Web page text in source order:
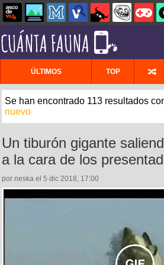
ÚLTIMOS TOP
Se han encontrado 113 resultados
nuevo
Un tiburón gigante
a la cara de los
por neska el 5 dic 2018, 17:00